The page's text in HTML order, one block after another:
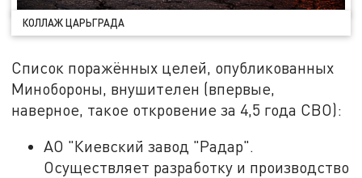
КОЛЛАЖ ЦАРЬГРАДА
Список поражённых целей, опубликованных
Минобороны, внушителен (впервые,
наверное, такое откровение за 4,5 года СВО):
АО "Киевский завод "Радар".
Осуществляет разработку и производство